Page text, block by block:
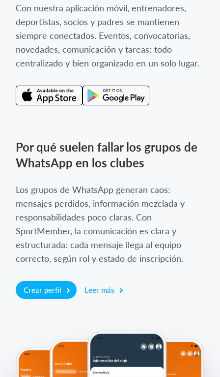
Con nuestra aplicación móvil, entrenadores,
deportistas, socios y padres se mantienen
siempre conectados. Eventos, convocatorias,
novedades, comunicación y tareas: todo
centralizado y bien organizado en un solo lugar.
Por qué suelen fallar los grupos de
WhatsApp en los clubes
Los grupos de WhatsApp generan caos:
mensajes perdidos, información mezclada y
responsabilidades poco claras. Con
SportMember, la comunicación es clara y
estructurada: cada mensaje llega al equipo
correcto, según rol y estado de inscripción.
Crear perfil Leer más